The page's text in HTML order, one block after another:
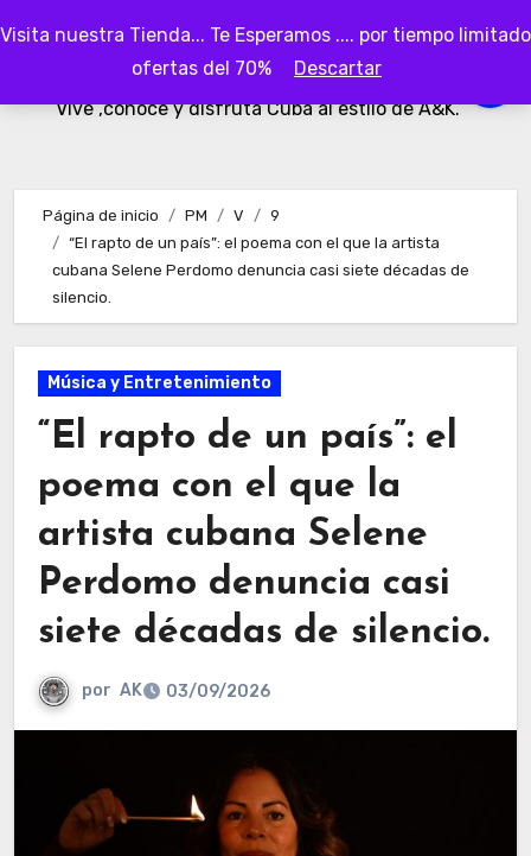
Visita nuestra Tienda... Te Esperamos .... por tiempo limitado
ofertas del 70%
Descartar
al
AKubaa
Vive ,conoce y disfruta Cuba al estilo de A&K.
Página de inicio PM V
9
“El rapto de un país”: el poema con el que la artista
cubana Selene Perdomo denuncia casi siete décadas de
silencio.
Música y Entretenimiento
“El rapto de un país”: el
poema con el que la
artista cubana Selene
Perdomo denuncia casi
siete décadas de silencio.
por AK 03/09/2026